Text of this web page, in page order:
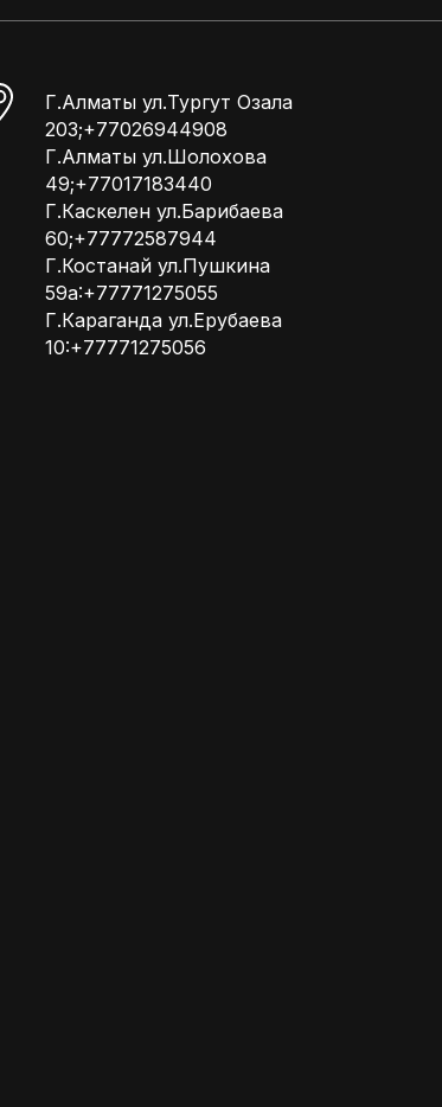
Г.Алматы ул.Тургут Озала
203;+77026944908
Г.Алматы ул.Шолохова
49;+77017183440
Г.Каскелен ул.Барибаева
60;+77772587944
Г.Костанай ул.Пушкина
59а:+77771275055
Г.Караганда ул.Ерубаева
10:+77771275056